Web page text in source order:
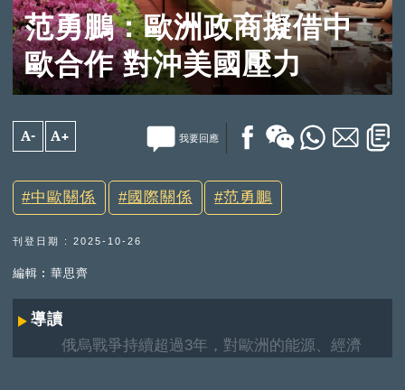
范勇鵬：歐洲政商擬借中
歐合作 對沖美國壓力
A- A+ 我要回應
中歐關係 國際關係 范勇鵬
刊登日期 : 2025-10-26
編輯︰華思齊
導讀
俄烏戰爭持續超過3年，對歐洲的能源、經濟